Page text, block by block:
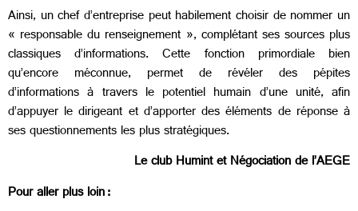
Ainsi, un chef d’entreprise peut habilement choisir de nommer un
« responsable du renseignement », complétant ses sources plus
classiques d’informations. Cette fonction primordiale bien
qu’encore méconnue, permet de révéler des pépites
d’informations à travers le potentiel humain d’une unité, afin
d’appuyer le dirigeant et d’apporter des éléments de réponse à
ses questionnements les plus stratégiques.
Le club Humint et Négociation de l’AEGE
Pour aller plus loin :